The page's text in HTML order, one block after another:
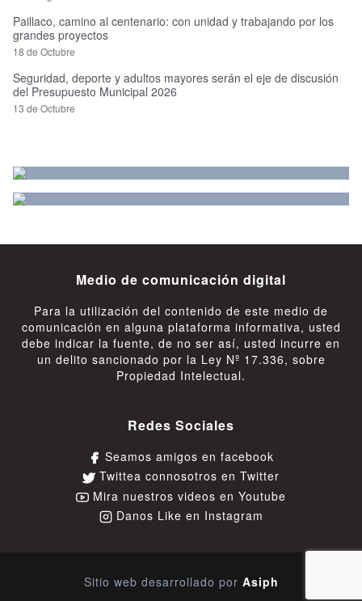
Paillaco, camino al centenario: con unidad y trabajando por los
grandes proyectos
18 de Octubre
Seguridad, deporte y adultos mayores serán el eje de discusión
del Presupuesto Municipal 2026
13 de Octubre
Medio de comunicación digital
Para la utilización del contenido de este medio de
comunicación en alguna plataforma informativa, usted
debe indicar la fuente, de no ser así, usted incurre en
un delito sancionado por la Ley Nº 17.336, sobre
Propiedad Intelectual.
Redes Sociales
Seamos amigos en facebook
Twittea connosotros en Twitter
Mira nuestros videos en Youtube
Danos Like en Instagram
Sitio web desarrollado por Asiph